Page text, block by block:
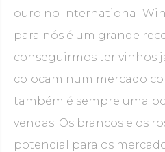
ouro no International
para nós é um grande
conseguirmos ter vinhos
colocam num mercado
também é sempre uma
vendas. Os brancos e os
potencial para os